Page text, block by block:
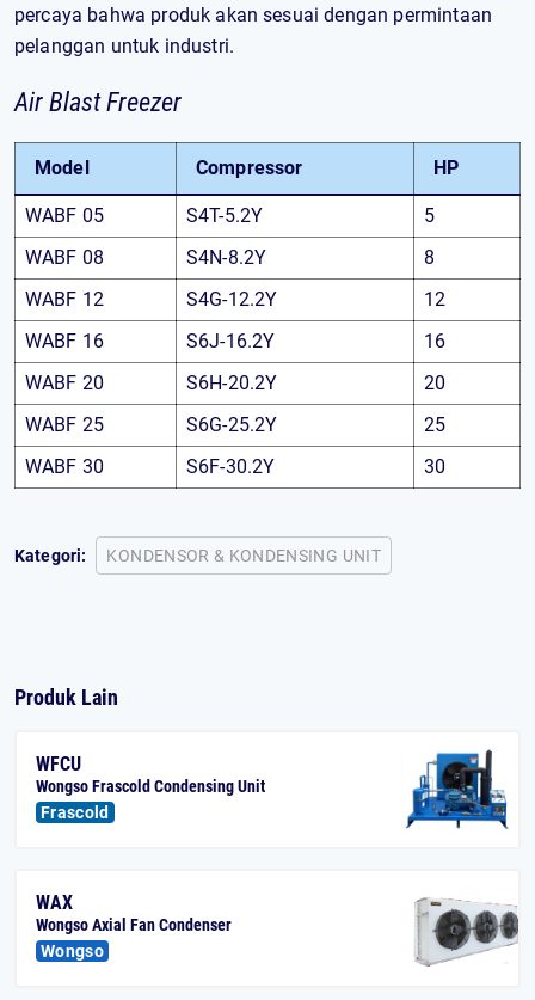
percaya bahwa produk akan sesuai dengan permintaan
pelanggan untuk industri.
Air Blast Freezer
Model Compressor HP
WABF 05 S4T-5.2Y
5
WABF 08
S4N-8.2Y
8
WABF 12
S4G-12.2Y
12
WABF 16
S6J-16.2Y
16
WABF 20
S6H-20.2Y
20
WABF 25
S6G-25.2Y
25
WABF 30
S6F-30.2Y 30
Kategori: KONDENSOR & KONDENSING UNIT
Produk Lain
WFCU
Wongso Frascold Condensing Unit
Frascold
WAX
Wongso Axial Fan Condenser
Wongso